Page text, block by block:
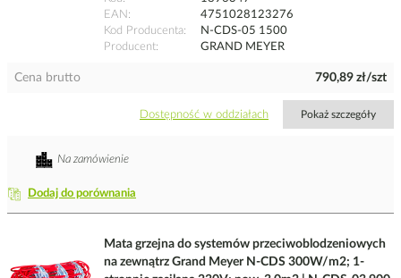
EAN
4751028123276
Kod Producenta
N-CDS-05 1500
Producent
GRAND MEYER
Cena brutto 790,89 zł/szt
Dostępność w oddziałach Pokaż szczegóły
Dodaj do porównania
Na zamówienie
Mata grzejna do systemów przeciwoblodzeniowych
na zewnątrz Grand Meyer N-CDS 300W/m2; 1-